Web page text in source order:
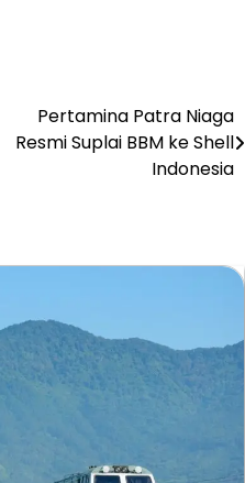
Pertamina Patra Niaga
Resmi Suplai BBM ke Shell
Indonesia